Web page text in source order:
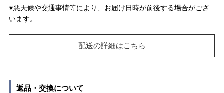
※悪天候や交通事情等により、お届け日時が前後する場合がござ
います。
配送の詳細はこちら
返品・交換について